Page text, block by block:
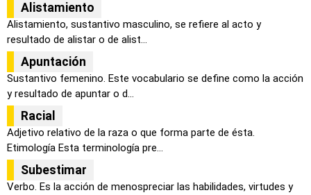
Alistamiento
Alistamiento, sustantivo masculino, se refiere al acto y
resultado de alistar o de alist...
Apuntación
Sustantivo femenino. Este vocabulario se define como la acción
y resultado de apuntar o d...
Racial
Adjetivo relativo de la raza o que forma parte de ésta.
Etimología Esta terminología pre...
Subestimar
Verbo. Es la acción de menospreciar las habilidades, virtudes y